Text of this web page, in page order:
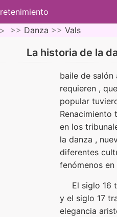
> >> Danza >> Vals
La historia de la
baile de salón
requieren ,
popular
Renacimiento
en los
la danza ,
diferentes
fenómenos
El siglo 16
y el siglo 17
elegancia